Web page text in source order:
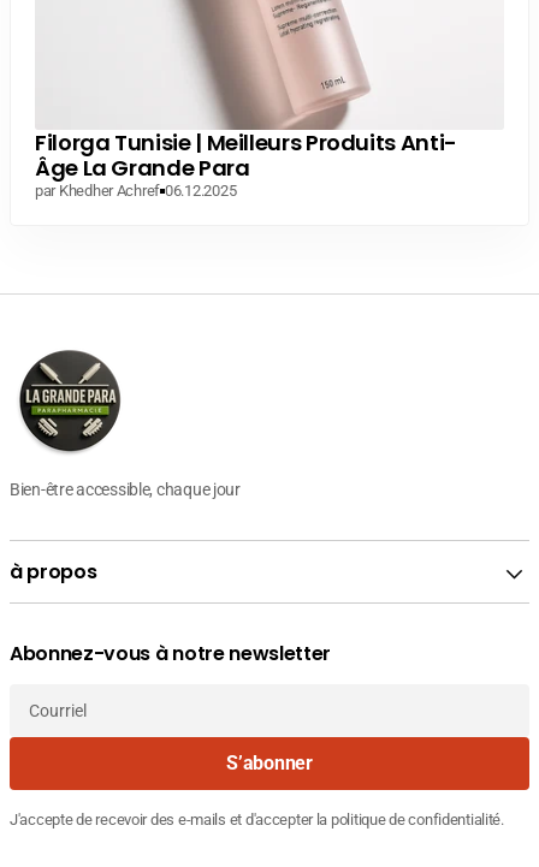
Filorga Tunisie | Meilleurs Produits Anti-
Âge La Grande Para
par Khedher Achref 06.12.2025
Bien-être accessible, chaque jour
à propos
Abonnez-vous à notre newsletter
Courriel
S’abonner
J'accepte de recevoir des e-mails et d'accepter la politique de confidentialité.